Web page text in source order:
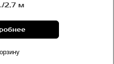
2,7 м